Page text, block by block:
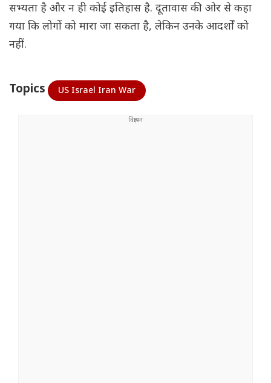
सभ्यता है और न ही कोई इतिहास है. दूतावास की ओर से कहा
गया कि लोगों को मारा जा सकता है, लेकिन उनके आदर्शों को
नहीं.
Topics US Israel Iran War